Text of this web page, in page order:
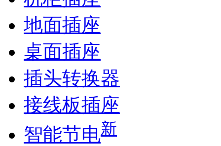
地面插座
桌面插座
插头转换器
接线板插座
智能节电新